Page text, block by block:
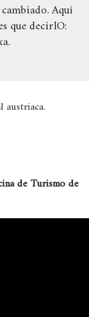
Aquí
que decirlO:
de Turismo de